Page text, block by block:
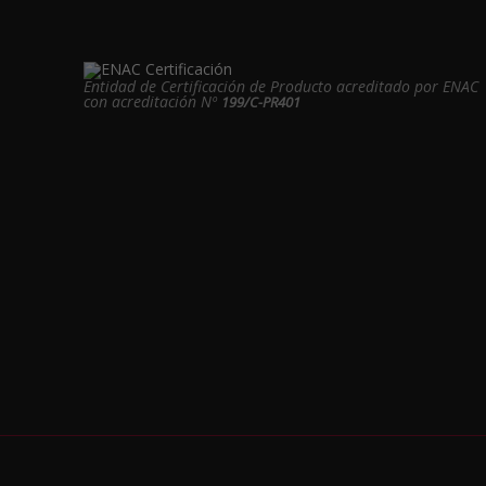
Entidad de Certificación de Producto acreditado por ENAC
con acreditación Nº 199/C-PR401